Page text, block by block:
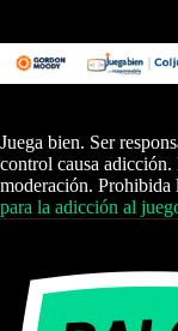
Juega bien. Ser
control causa adicción.
moderación. Prohibida
para la adicción al